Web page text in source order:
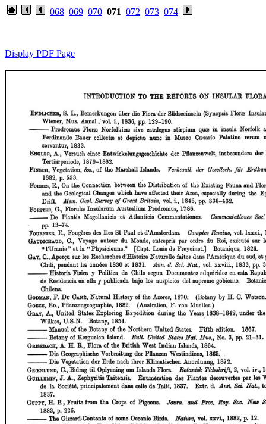
068 069 070 071 072 073 074
Display PDF Page